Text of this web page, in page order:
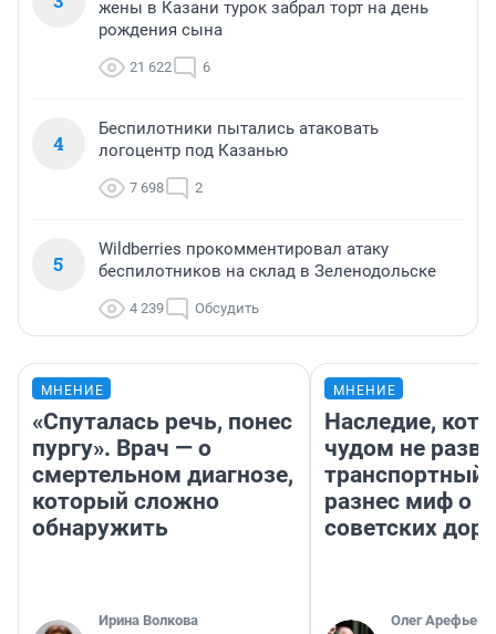
жены в Казани турок забрал торт на день
рождения сына
21 622 6
4
Беспилотники пытались атаковать
логоцентр под Казанью
7 698 2
5
Wildberries прокомментировал атаку
беспилотников на склад в Зеленодольске
4 239 Обсудить
МНЕНИЕ
«Спуталась речь, понес
пургу». Врач — о
смертельном диагнозе,
который сложно
обнаружить
Ирина Волкова
МНЕНИЕ
Наследие,
чудом не
транспортный
разнес миф о
советских
Олег Арефьев